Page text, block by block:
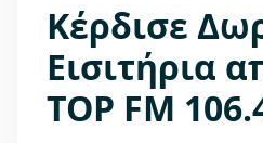
Κέρδισε
Εισιτήρια
TOP FM